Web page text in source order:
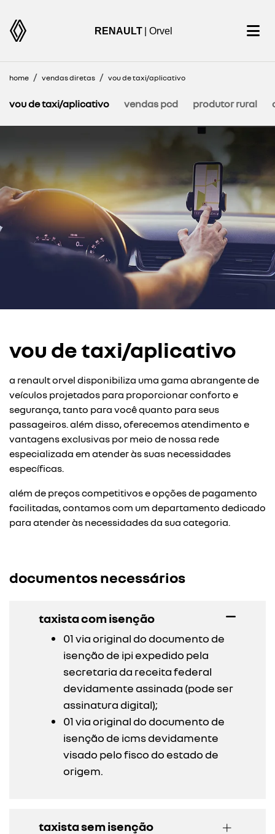
RENAULT | Orvel
home vendas diretas vou de taxi/aplicativo
vendas pcd
vou de taxi/aplicativo produtor rural
vou de taxi/aplicativo
a renault orvel disponibiliza uma gama abrangente de
veículos projetados para proporcionar conforto e
segurança, tanto para você quanto para seus
passageiros. além disso, oferecemos atendimento e
vantagens exclusivas por meio de nossa rede
especializada em atender às suas necessidades
específicas.
além de preços competitivos e opções de pagamento
facilitadas, contamos com um departamento dedicado
para atender às necessidades da sua categoria.
documentos necessários
taxista com isenção
01 via original do documento de
isenção de ipi expedido pela
secretaria da receita federal
devidamente assinada (pode ser
assinatura digital);
01 via original do documento de
isenção de icms devidamente
visado pelo fisco do estado de
origem.
taxista sem isenção